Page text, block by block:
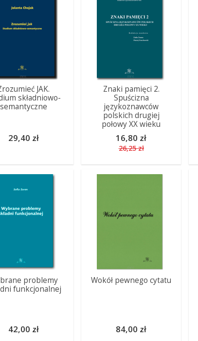
JAK.
składniowo-
semantyczne
29,40 zł
Znaki pamięci 2.
Spuścizna
językoznawców
polskich drugiej
połowy XX wieku
16,80 zł
26,25 zł
problemy
funkcjonalnej
42,00 zł
Wokół pewnego cytatu
84,00 zł